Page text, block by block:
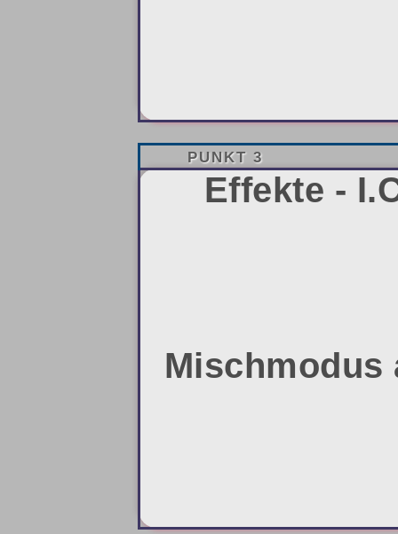
PUNKT 3
Effekte -
Mischmodus